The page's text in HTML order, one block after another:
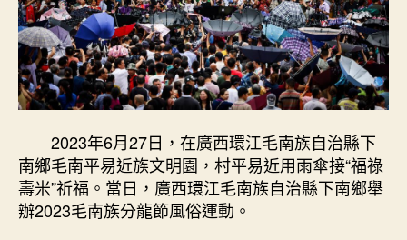
2023年6月27日，在廣西環江毛南族自治縣下
南鄉毛南平易近族文明園，村平易近用雨傘接“福祿
壽米”祈福。當日，廣西環江毛南族自治縣下南鄉舉
辦2023毛南族分龍節風俗運動。